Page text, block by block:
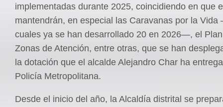
implementadas durante 2025, coincidiendo en que
mantendrán, en especial las Caravanas por la
cuales ya se han desarrollado 20 en 2026—, el
Zonas de Atención, entre otras, que se han
la dotación que el alcalde Alejandro Char ha
Policía Metropolitana.
Desde el inicio del año, la Alcaldía distrital se